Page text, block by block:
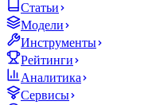
Статьи
Модели
Инструменты
Рейтинги
Аналитика
Сервисы